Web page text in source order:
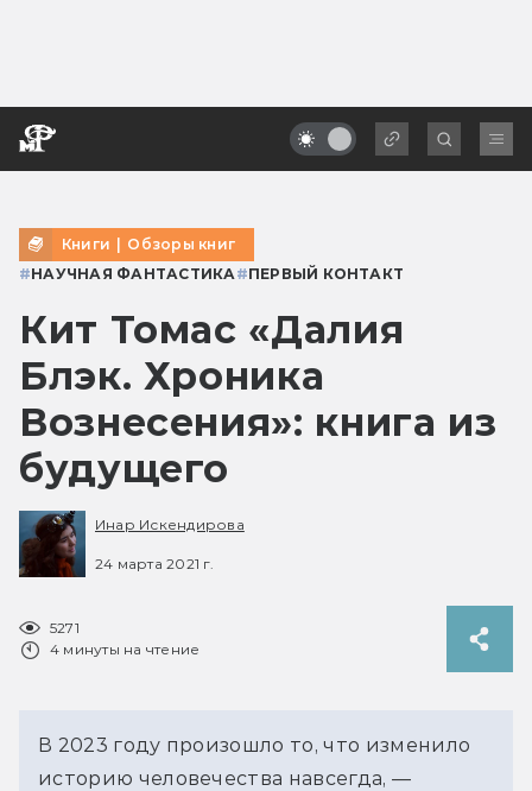
Книги | Обзоры книг
#НАУЧНАЯ ФАНТАСТИКА #ПЕРВЫЙ КОНТАКТ
Кит Томас «Далия
Блэк. Хроника
Вознесения»: книга из
будущего
Инар Искендирова
24 марта 2021 г.
5271
4 минуты на чтение
В 2023 году произошло то, что изменило
историю человечества навсегда, —